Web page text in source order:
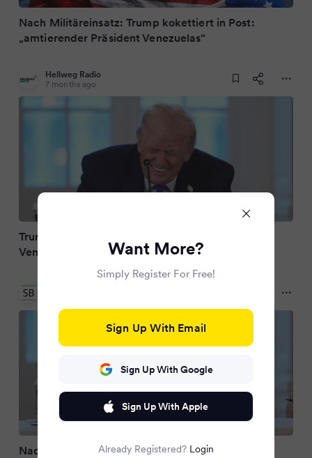
Nach Militäreinsatz: Trump kokettiert in Post:
„amtierender Präsident Venezuelas“
Hellweg Radio
7 months ago
Trump kokettiert: «Amtierender Präsident
Venezuelas»
Nach US-Angriff in Caracas: Trump kokettiert –
Want More?
Simply Register For Free!
Sign Up With Email
Sign Up With Google
Sign Up With Apple
Already Registered? Login